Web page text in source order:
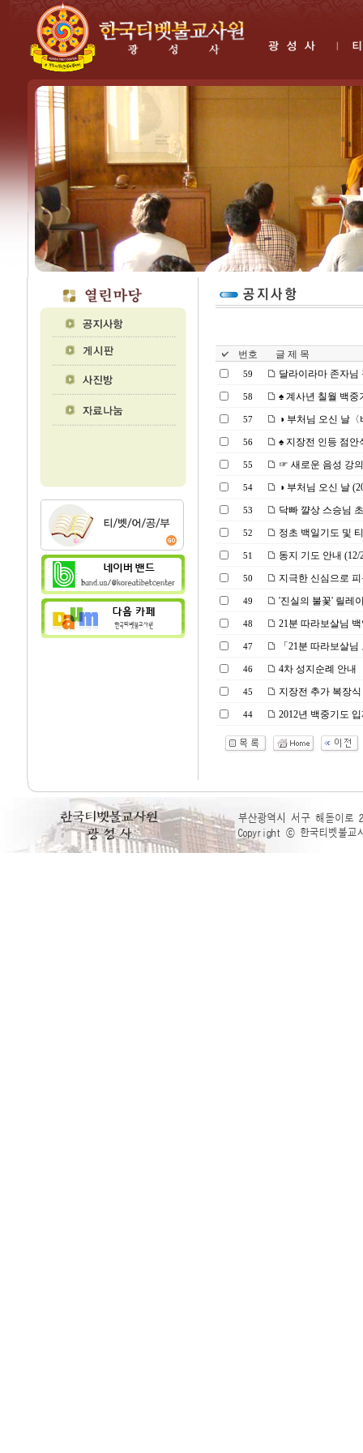
번호 글 제 목
59 달라이라마 존자님
58 ♠ 계사년 칠월 백중
57 ◑ 부처님 오신 날
56 ♠ 지장전 인등 점안
55 ☞ 새로운 음성 강
54 ◑ 부처님 오신 날
53 닥빠 꺌상 스승님
52 정초 백일기도 및
51 동지 기도 안내 (12/
50 지극한 신심으로
49 '진실의 불꽃' 릴레
48 21분 따라보살님
47 「21분 따라보살
46 4차 성지순례 안내
45 지장전 추가 복장
44 2012년 백중기도